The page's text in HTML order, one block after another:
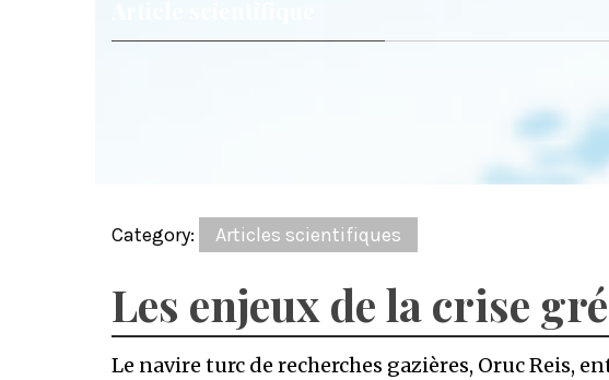
Category: Articles scientifiques
Les enjeux de la crise
Le navire turc de recherches gazières, Oruc Reis,